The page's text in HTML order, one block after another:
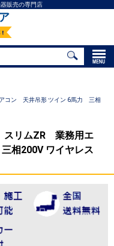
販売の専門店
コン 天井吊形 ツイン 6馬力 三相
リムZR 業務用エ
相200V ワイヤレス